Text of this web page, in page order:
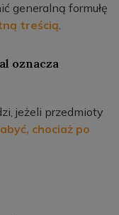
generalną formułę
treścią.
oznacza
jeżeli przedmioty
chociaż po